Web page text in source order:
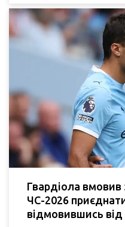
Гвардіола вмовив
ЧС-2026
відмовившись